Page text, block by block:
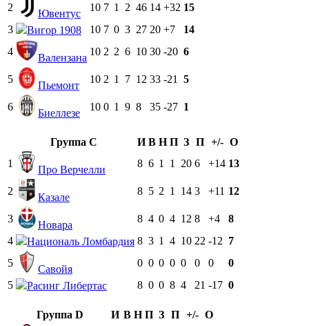
2
Ювентус
10 7 1 2 46 14 +32 15
3
Вигор 1908 10 7 0 3 27 20 +7
14
4
Валензана
10 2 2 6 10 30 -20 6
5
Пьемонт
10 2 1 7 12 33 -21 5
6
Биеллезе
10 0 1 9 8 35 -27 1
Группа C И В Н П З П +/- О
1
Про Верчелли
8 6 1 1 20 6 +14 13
2
Казале
8 5 2 1 14 3 +11 12
3
Новара
8 4 0 4 12 8 +4
8
4
Националь Ломбардия 8 3 1 4 10 22 -12 7
5
Савойя
0 0 0 0 0 0 0
0
5
Расинг Либертас 8 0 0 8 4 21 -17 0
Группа D И В Н П З П +/- О